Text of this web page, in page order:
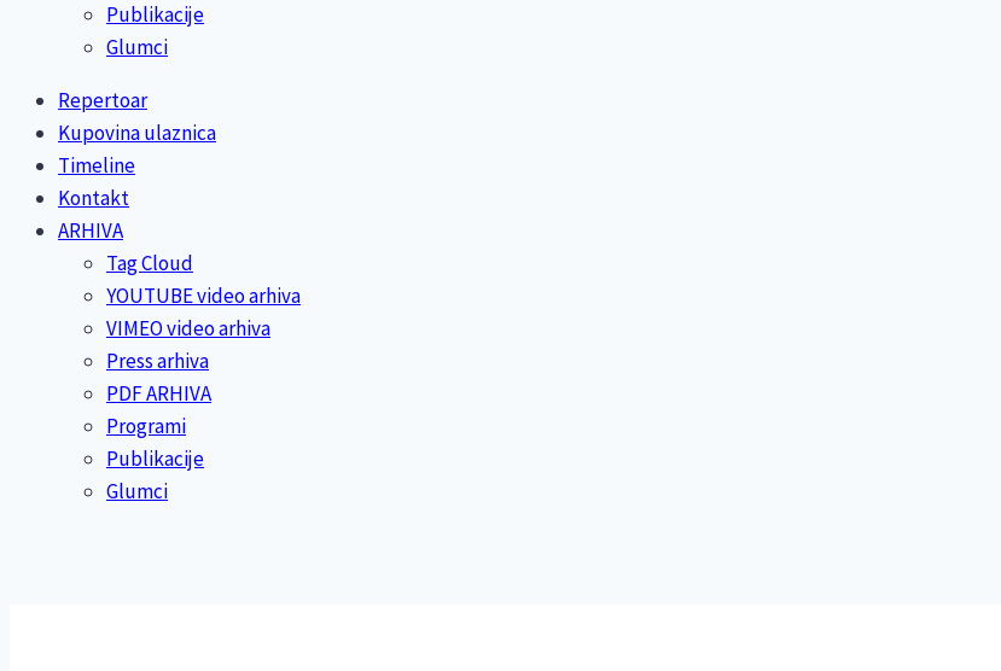
Publikacije
Glumci
Repertoar
Kupovina ulaznica
Timeline
Kontakt
ARHIVA
Tag Cloud
YOUTUBE video arhiva
VIMEO video arhiva
Press arhiva
PDF ARHIVA
Programi
Publikacije
Glumci